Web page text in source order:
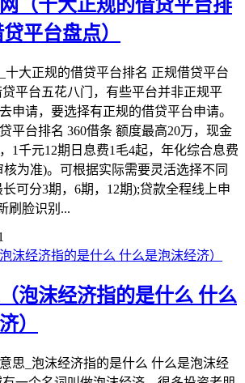
（十大正规的借贷平台排
平台盘点）
十大正规的借贷平台排名 正规借贷平台
平台五花八门，有些平台并非正规平
申请，要选择有正规的借贷平台申请。
平台排名 360借条 额度最高20万，现金
1千元12期日息费1毛4起，年化综合息费
核为准)。可根据实际需要灵活选择不同
可分3期，6期，12期);贷款全程线上申
刷脸识别...
泡沫经济指的是什么 什么
）
思_泡沫经济指的是什么 什么是泡沫经